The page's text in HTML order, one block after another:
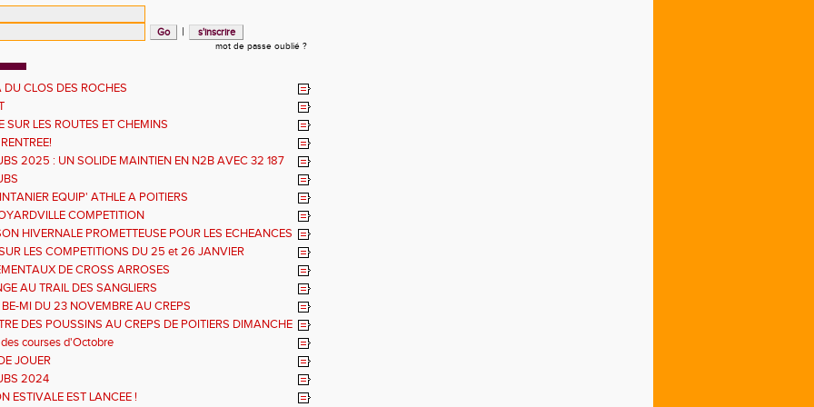
|
mot de passe oublié ?
DU CLOS DES ROCHES
SUR LES ROUTES ET CHEMINS
2025 : UN SOLIDE MAINTIEN EN N2B AVEC 32 187
EQUIP' ATHLE A POITIERS
COMPETITION
HIVERNALE PROMETTEUSE POUR LES ECHEANCES
LES COMPETITIONS DU 25 et 26 JANVIER
DE CROSS ARROSES
AU TRAIL DES SANGLIERS
BE-MI DU 23 NOVEMBRE AU CREPS
DES POUSSINS AU CREPS DE POITIERS DIMANCHE
courses d'Octobre
JOUER
2024
ESTIVALE EST LANCEE !